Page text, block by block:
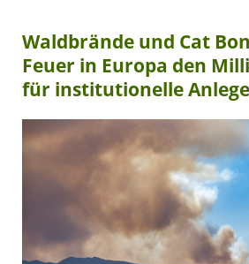
Waldbrände und Cat
Feuer in Europa den
für institutionelle